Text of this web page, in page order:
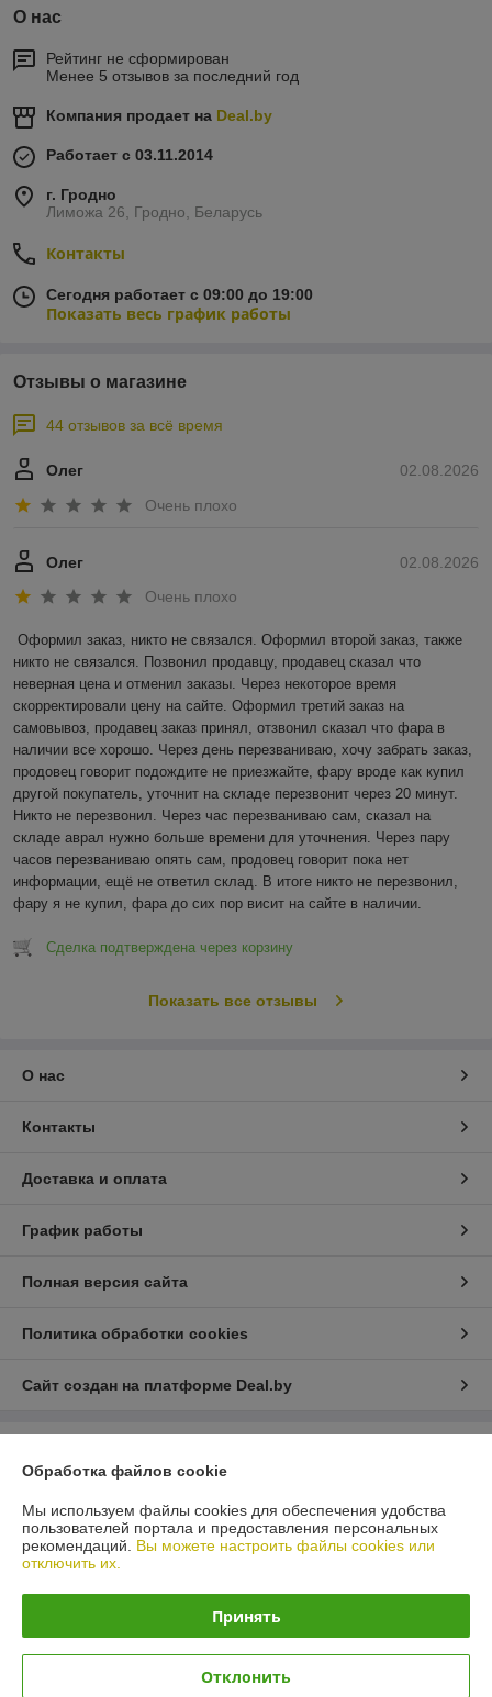
О нас
Рейтинг не сформирован
Менее 5 отзывов за последний год
Компания продает на Deal.by
Работает с 03.11.2014
г. Гродно
Лиможа 26, Гродно, Беларусь
Контакты
Сегодня работает с 09:00 до 19:00
Показать весь график работы
Отзывы о магазине
44 отзывов за всё время
02.08.2026
Олег
Очень плохо
02.08.2026
Олег
Очень плохо
Оформил заказ, никто не связался. Оформил второй заказ, также
никто не связался. Позвонил продавцу, продавец сказал что
неверная цена и отменил заказы. Через некоторое время
скорректировали цену на сайте. Оформил третий заказ на
самовывоз, продавец заказ принял, отзвонил сказал что фара в
наличии все хорошо. Через день перезваниваю, хочу забрать заказ,
продовец говорит подождите не приезжайте, фару вроде как купил
другой покупатель, уточнит на складе перезвонит через 20 минут.
Никто не перезвонил. Через час перезваниваю сам, сказал на
складе аврал нужно больше времени для уточнения. Через пару
часов перезваниваю опять сам, продовец говорит пока нет
информации, ещё не ответил склад. В итоге никто не перезвонил,
фару я не купил, фара до сих пор висит на сайте в наличии.
Сделка подтверждена через корзину
Показать все отзывы
О нас
Контакты
Доставка и оплата
График работы
Полная версия сайта
Политика обработки cookies
Сайт создан на платформе Deal.by
г.Гродно, ул. Лиможа 26-66
Регистрационный номер ЕГР: 591242277
Регистрационный орган: АДМИНИСТРАЦИЯ ЛЕНИНСКОГО РАЙОНА Г.
Дата регистрации компании: 23.06.2014
Обработка файлов cookie
Мы используем файлы cookies для обеспечения удобства
пользователей портала и предоставления персональных
рекомендаций. Вы можете настроить файлы cookies или
отключить их.
Принять
Отклонить